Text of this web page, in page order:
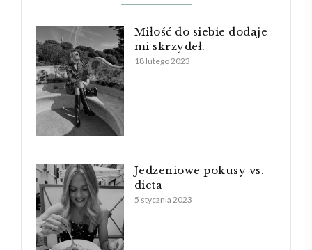
Miłość do siebie dodaje
mi skrzydeł.
18 lutego 2023
Jedzeniowe pokusy vs.
dieta
5 stycznia 2023